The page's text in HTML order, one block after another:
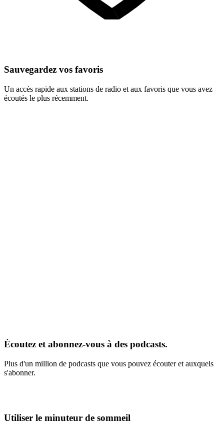
Sauvegardez vos favoris
Un accès rapide aux stations de radio et aux favoris que vous avez
écoutés le plus récemment.
Écoutez et abonnez-vous à des podcasts.
Plus d'un million de podcasts que vous pouvez écouter et auxquels
s'abonner.
Utiliser le minuteur de sommeil